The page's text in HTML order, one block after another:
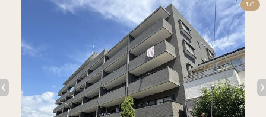
1/5
ログイン 会員登録